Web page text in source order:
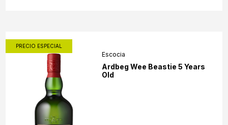
PRECIO ESPECIAL
Escocia
Ardbeg Wee Beastie 5 Years
Old